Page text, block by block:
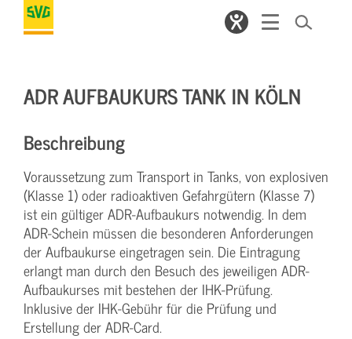
ADR AUFBAUKURS TANK IN KÖLN
Beschreibung
Voraussetzung zum Transport in Tanks, von explosiven
(Klasse 1) oder radioaktiven Gefahrgütern (Klasse 7)
ist ein gültiger ADR-Aufbaukurs notwendig. In dem
ADR-Schein müssen die besonderen Anforderungen
der Aufbaukurse eingetragen sein. Die Eintragung
erlangt man durch den Besuch des jeweiligen ADR-
Aufbaukurses mit bestehen der IHK-Prüfung.
Inklusive der IHK-Gebühr für die Prüfung und
Erstellung der ADR-Card.